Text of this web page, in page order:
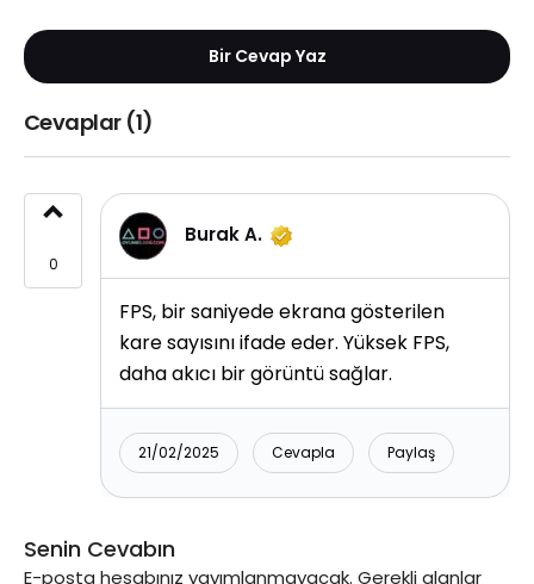
Bir Cevap Yaz
Cevaplar (1)
0
Burak A.
FPS, bir saniyede ekrana gösterilen
kare sayısını ifade eder. Yüksek FPS,
daha akıcı bir görüntü sağlar.
21/02/2025 Cevapla Paylaş
Senin Cevabın
E-posta hesabınız yayımlanmayacak. Gerekli alanlar